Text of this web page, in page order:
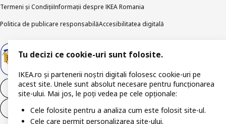
Termeni și CondițiiInformații despre IKEA Romania
Politica de publicare responsabilăAccesibilitatea digitală
Retrage-te din contract
Retrage-te din contract (servicii)
Tu decizi ce cookie-uri sunt folosite.
IKEA.ro și partenerii noștri digitali folosesc cookie-uri pe
acest site. Unele sunt absolut necesare pentru funcționarea
site-ului. Mai jos, le poți vedea pe cele opționale:
Cele folosite pentru a analiza cum este folosit site-ul.
Cele care permit personalizarea site-ului.